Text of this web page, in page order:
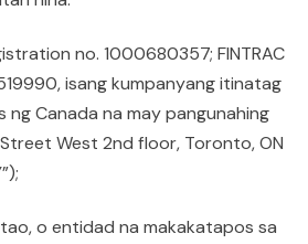
no. 1000680357; FINTRAC
isang kumpanyang itinatag
ng Canada na may pangunahing
West 2nd floor, Toronto, ON
o entidad na makakatapos sa